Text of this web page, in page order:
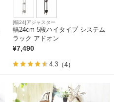
[幅24]アジャスター
幅24cm 5段ハイタイプ システム
ラック アドオン
¥7,490
4.3 （4）